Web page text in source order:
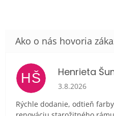
HŠ Henrieta
Hodnotenie
3.8.2026
Rýchle dodanie, odtieň